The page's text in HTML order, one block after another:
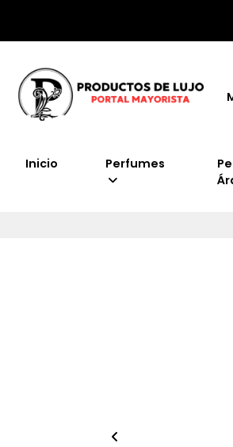
Inicio Perfumes